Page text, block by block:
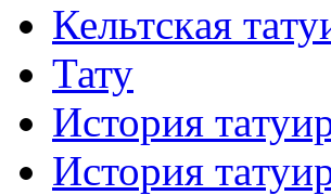
Кельтскaя
Тату
История
История